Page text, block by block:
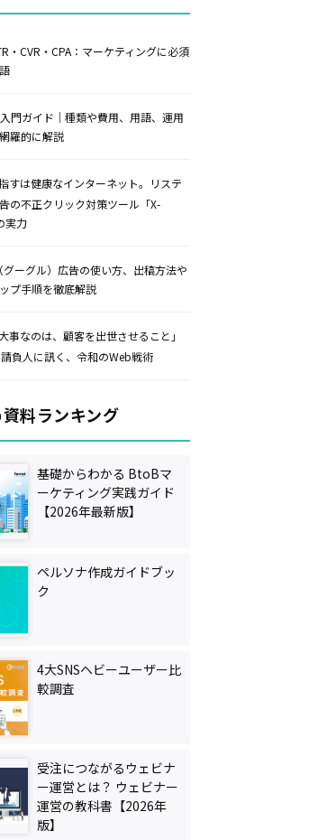
・CVR・CPA：マーケティングに必須
門ガイド｜種類や費用、用語、運用
羅的に解説
すは健康なインターネット。リステ
の不正クリック対策ツール「X-
実力
ーグル）広告の使い方、出稿方法や
プ手順を徹底解説
大事なのは、顧客を出世させること」
負人に訊く、令和のWeb戦術
資料ランキング
基礎からわかる BtoBマ
ーケティング実践ガイド
【2026年最新版】
ペルソナ作成ガイドブッ
ク
4大SNSヘビーユーザー比
較調査
受注につながるウェビナ
ー運営とは？ ウェビナー
運営の教科書【2026年
版】